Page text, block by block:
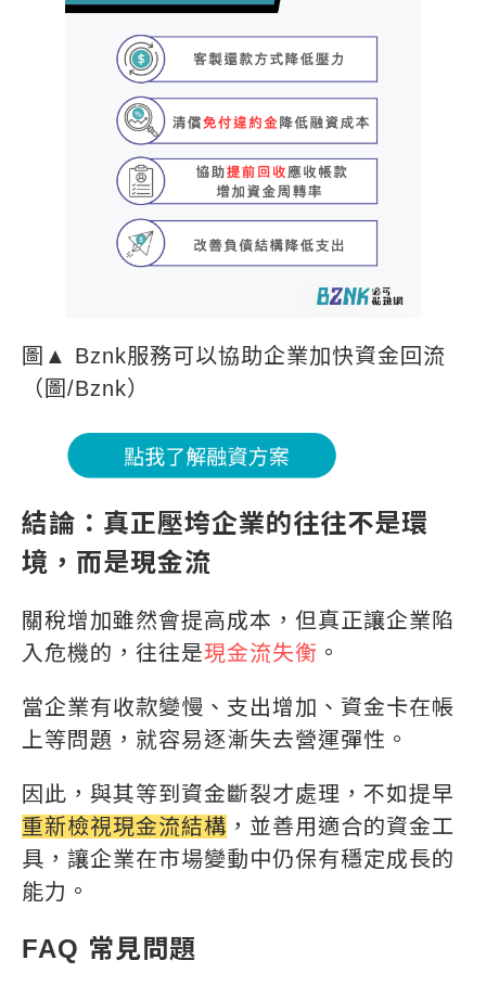
圖▲ Bznk服務可以協助企業加快資金回流
（圖/Bznk）
結論：真正壓垮企業的往往不是環
境，而是現金流
關稅增加雖然會提高成本，但真正讓企業陷
入危機的，往往是現金流失衡 。
當企業有收款變慢、支出增加、資金卡在帳
上等問題，就容易逐漸失去營運彈性。
因此，與其等到資金斷裂才處理，不如提早
重新檢視現金流結構 ，並善用適合的資金工
具，讓企業在市場變動中仍保有穩定成長的
能力。
FAQ 常見問題